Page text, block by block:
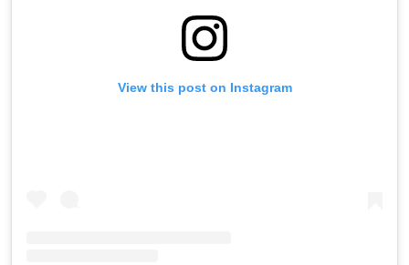
View this post on Instagram